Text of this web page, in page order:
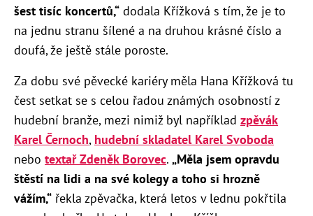
šest tisíc koncertů,“ dodala Křížková s tím, že je to
na jednu stranu šílené a na druhou krásné číslo a
doufá, že ještě stále poroste.
Za dobu své pěvecké kariéry měla Hana Křížková tu
čest setkat se s celou řadou známých osobností z
hudební branže, mezi nimiž byl například zpěvák
Karel Černoch, hudební skladatel Karel Svoboda
nebo textař Zdeněk Borovec. „Měla jsem opravdu
štěstí na lidi a na své kolegy a toho si hrozně
vážím,“ řekla zpěvačka, která letos v lednu pokřtila